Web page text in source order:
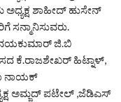
ಅಧ್ಯಕ್ಷ ಶಾಹೀದ್ ಹುಸೇನ್
ಸನ್ಮಾನಿಸುವರು.
ಜಿ.ಬಿ
ಕೆ.ರಾಜಶೇಖರ್ ಹಿಟ್ನಾಳ್,
ನಾಯಕ್
ಅಮ್ಜದ್ ಪಟೇಲ್ ,ಜೆಡಿಎಸ್